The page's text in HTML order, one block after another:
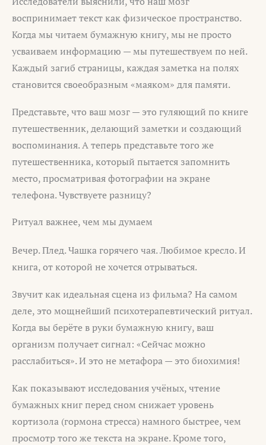
воспринимает текст как физическое пространство.
Когда мы читаем бумажную книгу, мы не просто
усваиваем информацию — мы путешествуем по ней.
Каждый загиб страницы, каждая заметка на полях
становится своеобразным «маяком» для памяти.
Представьте, что ваш мозг — это гуляющий по книге
путешественник, делающий заметки и создающий
воспоминания. А теперь представьте того же
путешественника, который пытается запомнить
место, просматривая фотографии на экране
телефона. Чувствуете разницу?
Ритуал важнее, чем мы думаем
Вечер. Плед. Чашка горячего чая. Любимое кресло. И
книга, от которой не хочется отрываться.
Звучит как идеальная сцена из фильма? На самом
деле, это мощнейший психотерапевтический ритуал.
Когда вы берёте в руки бумажную книгу, ваш
организм получает сигнал: «Сейчас можно
расслабиться». И это не метафора — это биохимия!
Как показывают исследования учёных, чтение
бумажных книг перед сном снижает уровень
кортизола (гормона стресса) намного быстрее, чем
просмотр того же текста на экране. Кроме того,